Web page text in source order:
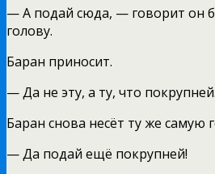
— А подай сюда, — говорит он
голову.
Баран приносит.
— Да не эту, а ту, что покрупней.
Баран снова несёт ту же самую
— Да подай ещё покрупней!